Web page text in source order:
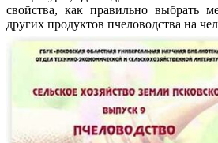
свойства, как правильно выбрать
других продуктов пчеловодства на